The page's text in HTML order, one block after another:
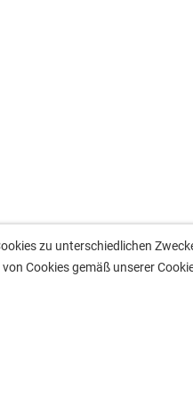
zu unterschiedlichen
Cookies gemäß unserer